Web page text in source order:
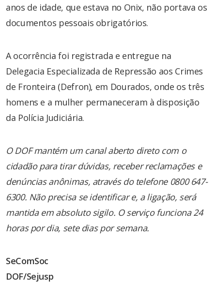
anos de idade, que estava no Onix, não portava os
documentos pessoais obrigatórios.
A ocorrência foi registrada e entregue na
Delegacia Especializada de Repressão aos Crimes
de Fronteira (Defron), em Dourados, onde os três
homens e a mulher permaneceram à disposição
da Polícia Judiciária.
O DOF mantém um canal aberto direto com o
cidadão para tirar dúvidas, receber reclamações e
denúncias anônimas, através do telefone 0800 647-
6300. Não precisa se identificar e, a ligação, será
mantida em absoluto sigilo. O serviço funciona 24
horas por dia, sete dias por semana.
SeComSoc
DOF/Sejusp